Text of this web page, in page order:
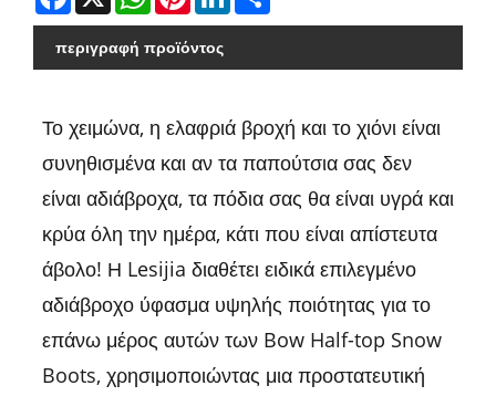
περιγραφή προϊόντος
Το χειμώνα, η ελαφριά βροχή και το χιόνι είναι
συνηθισμένα και αν τα παπούτσια σας δεν
είναι αδιάβροχα, τα πόδια σας θα είναι υγρά και
κρύα όλη την ημέρα, κάτι που είναι απίστευτα
άβολο! Η Lesijia διαθέτει ειδικά επιλεγμένο
αδιάβροχο ύφασμα υψηλής ποιότητας για το
επάνω μέρος αυτών των Bow Half-top Snow
Boots, χρησιμοποιώντας μια προστατευτική